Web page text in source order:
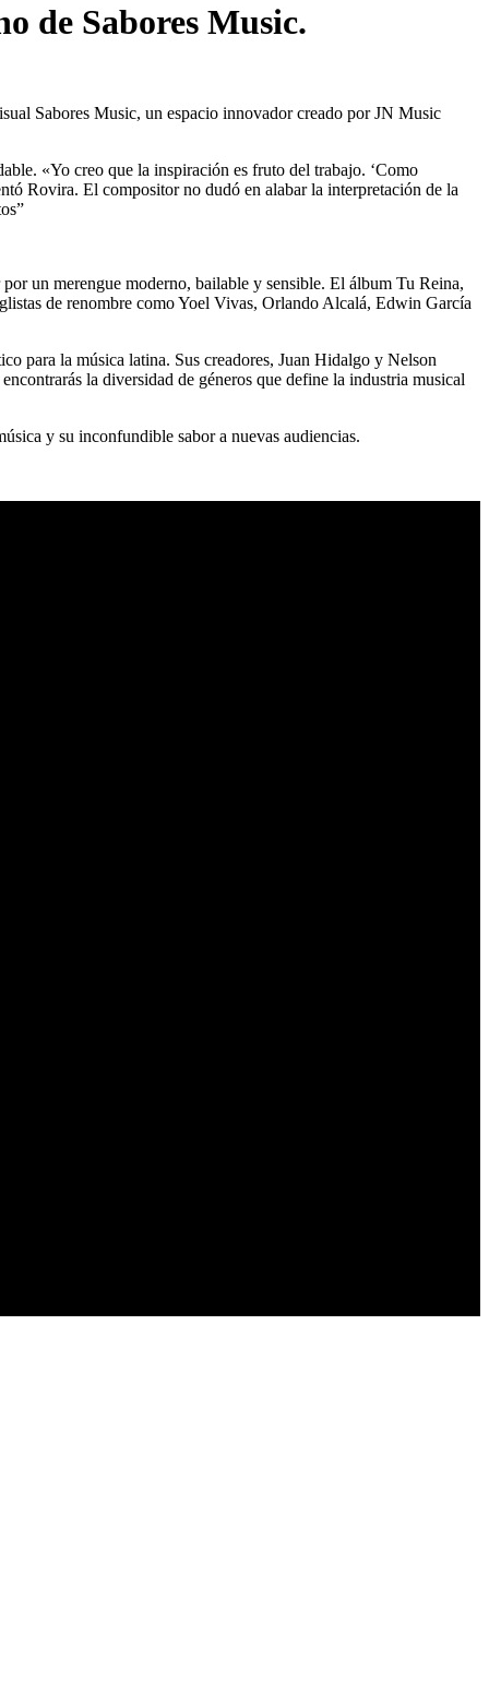
de Sabores Music.
Sabores Music, un espacio innovador creado por JN Music
«Yo creo que la inspiración es fruto del trabajo. ‘Como
Rovira. El compositor no dudó en alabar la interpretación de la
un merengue moderno, bailable y sensible. El álbum Tu Reina,
de renombre como Yoel Vivas, Orlando Alcalá, Edwin García
para la música latina. Sus creadores, Juan Hidalgo y Nelson
la diversidad de géneros que define la industria musical
y su inconfundible sabor a nuevas audiencias.